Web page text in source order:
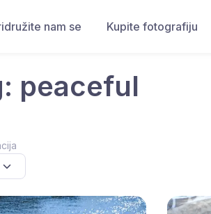
nam se Kupite fotografiju
peaceful